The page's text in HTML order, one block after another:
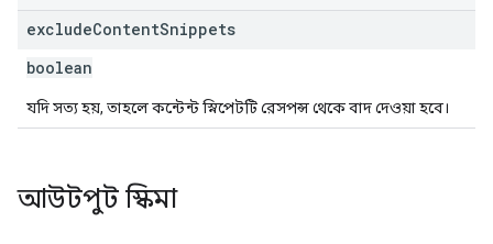
excludeContentSnippets
boolean
যদি সত্য হয়, তাহলে কন্টেন্ট স্নিপেটটি রেসপন্স থেকে বাদ দেওয়া হবে।
আউটপুট স্কিমা